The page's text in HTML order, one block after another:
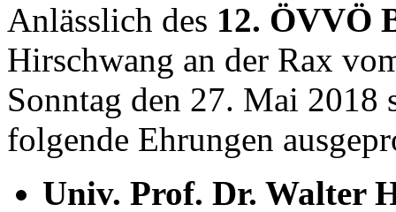
Anlässlich des 12. ÖVVÖ
Hirschwang an der Rax
Sonntag den 27. Mai
folgende Ehrungen
Univ. Prof. Dr. Walter